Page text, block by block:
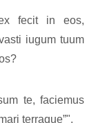
fecit in eos,
iugum tuum
te, faciemus
terraque”".